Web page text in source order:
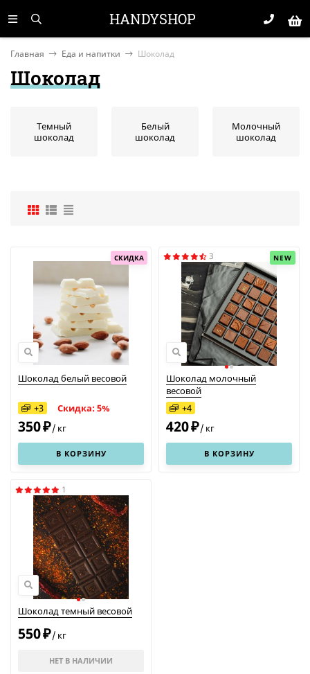
HANDYSHOP
Главная Еда и напитки Шоколад
Шоколад
Темный
шоколад
Белый
шоколад
Молочный
шоколад
СКИДКА
Шоколад белый весовой
+3 Скидка: 5%
В КОРЗИНУ
350₽/ кг
3 NEW
Шоколад молочный
весовой
+4
В КОРЗИНУ
420₽/ кг
1
Шоколад темный весовой
НЕТ В НАЛИЧИИ
550₽/ кг